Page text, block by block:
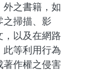
外之書籍，如
之掃描、影
，以及在網路
等利用行為
著作權之侵害